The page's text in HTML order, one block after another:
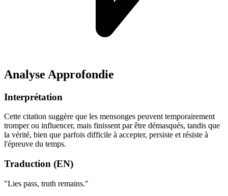
Analyse Approfondie
Interprétation
Cette citation suggère que les mensonges peuvent temporairement
tromper ou influencer, mais finissent par être démasqués, tandis que
la vérité, bien que parfois difficile à accepter, persiste et résiste à
l'épreuve du temps.
Traduction (EN)
"Lies pass, truth remains."